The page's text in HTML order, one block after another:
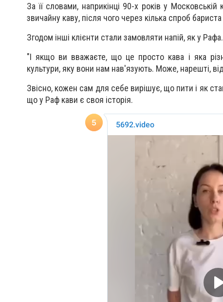
За її словами, наприкінці 90-х років у
звичайну каву, після чого через кілька спроб
Згодом інші клієнти стали замовляти напій, як у Рафа.
"І якщо ви вважаєте, що це просто кава і яка
культури, яку вони нам нав'язують. Може, нарешті,
Звісно, кожен сам для себе вирішує, що пити і як
що у Раф кави є своя історія.